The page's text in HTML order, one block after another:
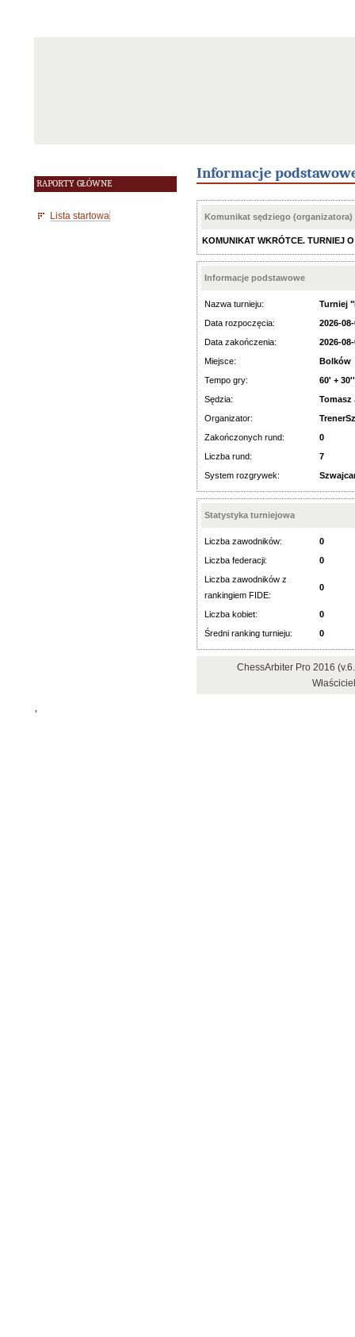
RAPORTY GŁÓWNE
Lista startowa
Informacje
Komunikat sędziego (organizatora)
KOMUNIKAT WKRÓTCE. TURNIEJ
Informacje podstawowe
Nazwa turnieju:
Turniej
Data rozpoczęcia:
2026-
Data zakończenia:
2026-
Miejsce:
Bolków
Tempo gry:
60' +
Sędzia:
Tomasz
Organizator:
Zakończonych rund:
0
Liczba rund:
7
System rozgrywek:
Statystyka turniejowa
Liczba zawodników:
0
Liczba federacji:
0
Liczba zawodników z
rankingiem FIDE:
0
Liczba kobiet:
0
Średni ranking turnieju:
0
ChessArbiter Pro 2016
'